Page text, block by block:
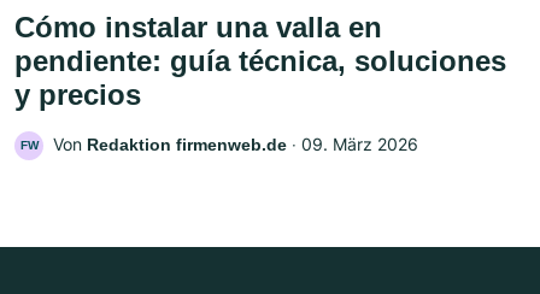
Cómo instalar una valla en
pendiente: guía técnica, soluciones
y precios
FW Von Redaktion firmenweb.de ‧ 09. März 2026